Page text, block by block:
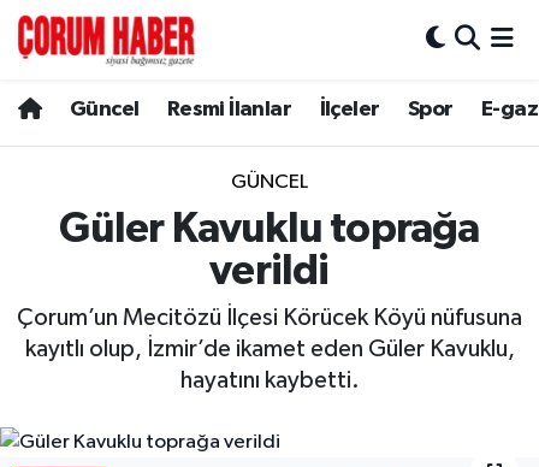
Güncel Resmi İlanlar İlçeler Spor E-
GÜNCEL
Güler Kavuklu toprağa
verildi
Çorum’un Mecitözü İlçesi Körücek Köyü nüfusuna
kayıtlı olup, İzmir’de ikamet eden Güler Kavuklu,
hayatını kaybetti.
Spor
Resmi İlanlar
Bayat
Hava Durumu
Çorum Namaz Vakitleri
Süper Lig Puan Durumu ve Fikstür
Tüm Manşetler